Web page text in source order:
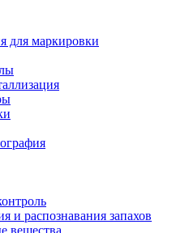
для маркировки
и распознавания запахов
вещества